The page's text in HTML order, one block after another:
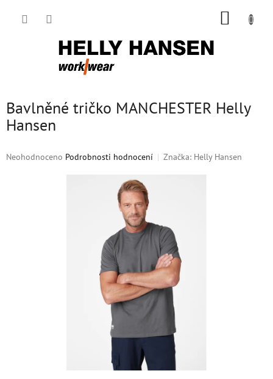
Bavlněné tričko MANCHESTER Helly
Hansen
Průměrné
Neohodnoceno Podrobnosti hodnocení Značka: Helly Hansen